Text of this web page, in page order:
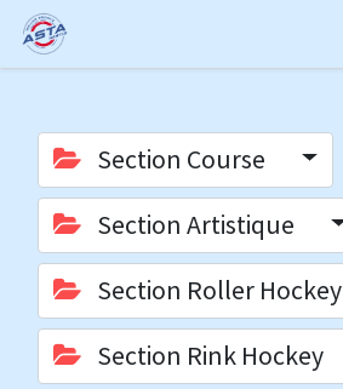
Section Course
Section Artistique
Section Roller Hockey
Section Rink Hockey